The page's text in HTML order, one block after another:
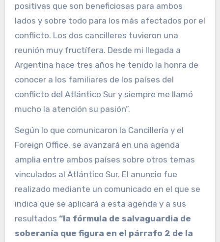
positivas que son beneficiosas para ambos
lados y sobre todo para los más afectados por el
conflicto. Los dos cancilleres tuvieron una
reunión muy fructífera. Desde mi llegada a
Argentina hace tres años he tenido la honra de
conocer a los familiares de los países del
conflicto del Atlántico Sur y siempre me llamó
mucho la atención su pasión”.
Según lo que comunicaron la Cancillería y el
Foreign Office, se avanzará en una agenda
amplia entre ambos países sobre otros temas
vinculados al Atlántico Sur. El anuncio fue
realizado mediante un comunicado en el que se
indica que se aplicará a esta agenda y a sus
resultados “la fórmula de salvaguardia de
soberanía que figura en el párrafo 2 de la